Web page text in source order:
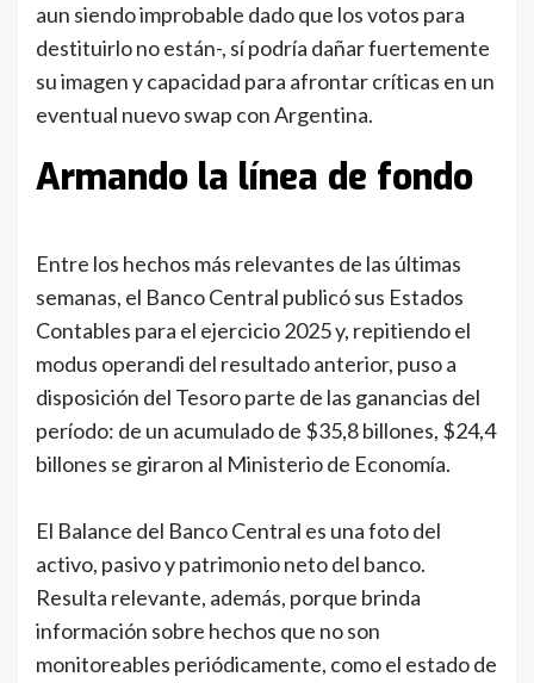
aun siendo improbable dado que los votos para
destituirlo no están-, sí podría dañar fuertemente
su imagen y capacidad para afrontar críticas en un
eventual nuevo swap con Argentina.
Armando la línea de fondo
Entre los hechos más relevantes de las últimas
semanas, el Banco Central publicó sus Estados
Contables para el ejercicio 2025 y, repitiendo el
modus operandi del resultado anterior, puso a
disposición del Tesoro parte de las ganancias del
período: de un acumulado de $35,8 billones, $24,4
billones se giraron al Ministerio de Economía.
El Balance del Banco Central es una foto del
activo, pasivo y patrimonio neto del banco.
Resulta relevante, además, porque brinda
información sobre hechos que no son
monitoreables periódicamente, como el estado de